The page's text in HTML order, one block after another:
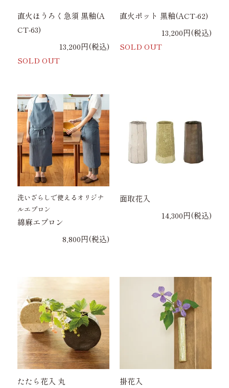
直火ほうろく急須 黒釉(A
CT-63)
13,200円(税込)
SOLD OUT
直火ポット 黒釉(ACT-62)
13,200円(税込)
SOLD OUT
洗いざらしで使えるオリジナ
ルエプロン
綿麻エプロン
8,800円(税込)
面取花入
14,300円(税込)
たたら花入 丸
掛花入